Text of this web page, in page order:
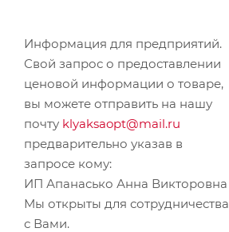
Информация для предприятий.
Свой запрос о предоставлении
ценовой информации о товаре,
вы можете отправить на нашу
почту klyaksaopt@mail.ru
предварительно указав в
запросе кому:
ИП Апанасько Анна Викторовна
Мы открыты для сотрудничества
с Вами.